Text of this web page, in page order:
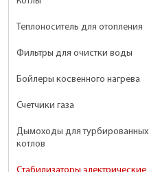
Теплоноситель для отопления
Фильтры для очистки воды
Бойлеры косвенного нагрева
Счетчики газа
Дымоходы для турбированных
котлов